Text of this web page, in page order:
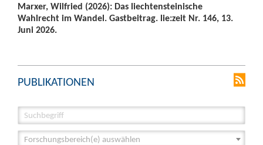
Marxer, Wilfried (2026): Das liechtensteinische
Wahlrecht im Wandel. Gastbeitrag. lie:zeit Nr. 146, 13.
Juni 2026.
PUBLIKATIONEN
Forschungsbereich(e) auswählen